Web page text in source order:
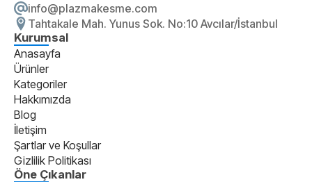
info@plazmakesme.com
Tahtakale Mah. Yunus Sok. No:10 Avcılar/İstanbul
Kurumsal
Anasayfa
Ürünler
Kategoriler
Hakkımızda
Blog
İletişim
Şartlar ve Koşullar
Gizlilik Politikası
Öne Çıkanlar